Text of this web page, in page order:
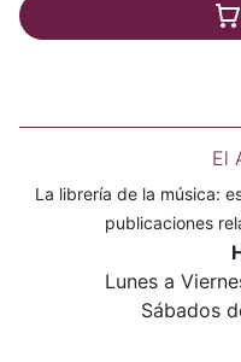
El
La librería de la música:
publicaciones
Lunes a
Sábados